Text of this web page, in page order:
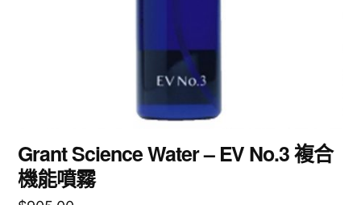
Grant Science Water – EV No.3 複合
機能噴霧